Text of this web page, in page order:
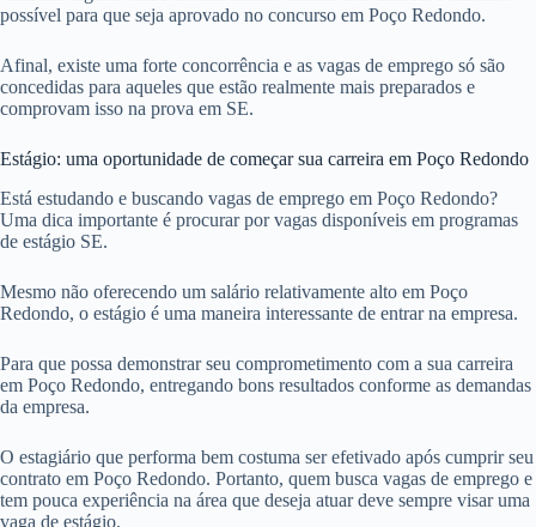
possível para que seja aprovado no concurso em Poço Redondo.
Afinal, existe uma forte concorrência e as vagas de emprego só são
concedidas para aqueles que estão realmente mais preparados e
comprovam isso na prova em SE.
Estágio: uma oportunidade de começar sua carreira em Poço Redondo
Está estudando e buscando vagas de emprego em Poço Redondo?
Uma dica importante é procurar por vagas disponíveis em programas
de estágio SE.
Mesmo não oferecendo um salário relativamente alto em Poço
Redondo, o estágio é uma maneira interessante de entrar na empresa.
Para que possa demonstrar seu comprometimento com a sua carreira
em Poço Redondo, entregando bons resultados conforme as demandas
da empresa.
O estagiário que performa bem costuma ser efetivado após cumprir seu
contrato em Poço Redondo. Portanto, quem busca vagas de emprego e
tem pouca experiência na área que deseja atuar deve sempre visar uma
vaga de estágio.